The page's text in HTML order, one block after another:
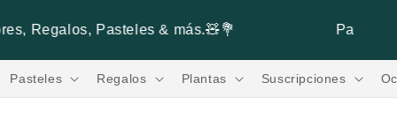
Paga hasta 3 Meses sin Intereses. 💳
Pasteles Regalos Plantas Suscripciones